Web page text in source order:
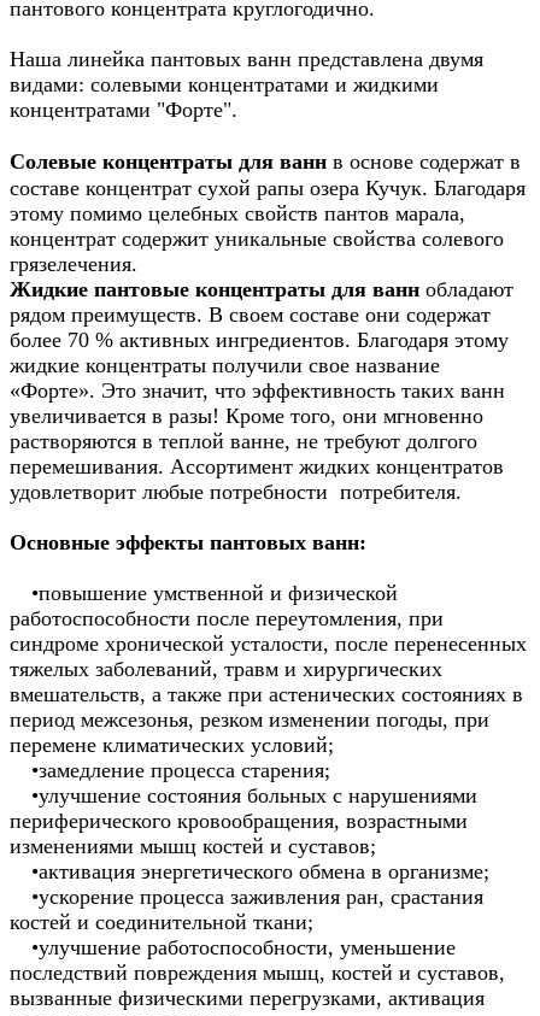
пантового концентрата круглогодично.
Наша линейка пантовых ванн представлена двумя
видами: солевыми концентратами и жидкими
концентратами "Форте".
Солевые концентраты для ванн в основе содержат в
составе концентрат сухой рапы озера Кучук. Благодаря
этому помимо целебных свойств пантов марала,
концентрат содержит уникальные свойства солевого
грязелечения.
Жидкие пантовые концентраты для ванн обладают
рядом преимуществ. В своем составе они содержат
более 70 % активных ингредиентов. Благодаря этому
жидкие концентраты получили свое название
«Форте». Это значит, что эффективность таких ванн
увеличивается в разы! Кроме того, они мгновенно
растворяются в теплой ванне, не требуют долгого
перемешивания. Ассортимент жидких концентратов
удовлетворит любые потребности потребителя.
Основные эффекты пантовых ванн:
•повышение умственной и физической
работоспособности после переутомления, при
синдроме хронической усталости, после перенесенных
тяжелых заболеваний, травм и хирургических
вмешательств, а также при астенических состояниях в
период межсезонья, резком изменении погоды, при
перемене климатических условий;
•замедление процесса старения;
•улучшение состояния больных с нарушениями
периферического кровообращения, возрастными
изменениями мышц костей и суставов;
•активация энергетического обмена в организме;
•ускорение процесса заживления ран, срастания
костей и соединительной ткани;
•улучшение работоспособности, уменьшение
последствий повреждения мышц, костей и суставов,
вызванные физическими перегрузками, активация